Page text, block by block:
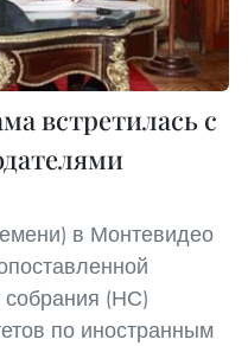
встретилась с
в Монтевидео
собрания (НС)
по иностранным